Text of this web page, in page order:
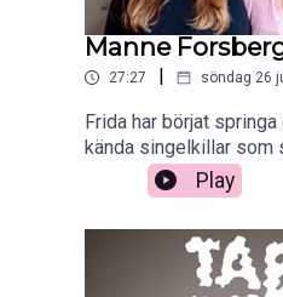
Manne
27:27 | söndag 26
Frida har börjat
kända singelkillar som
Instagarm.
Play